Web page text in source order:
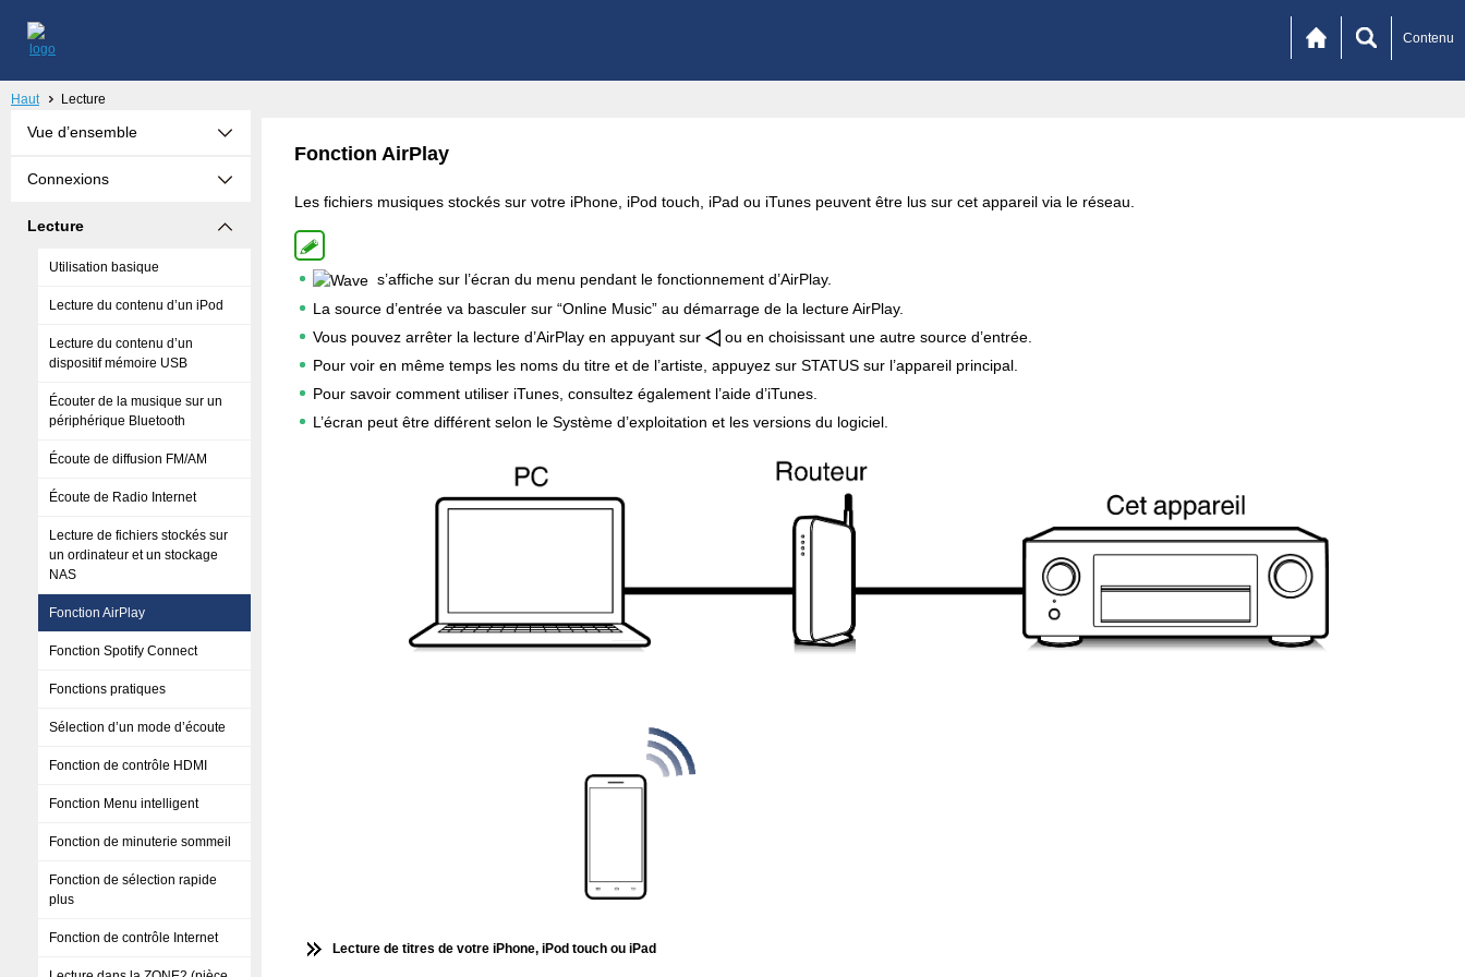
Contenu
Haut Lecture
Vue d’ensemble
Connexions
Lecture
Utilisation basique
Lecture du contenu d’un iPod
Lecture du contenu d’un
dispositif mémoire USB
Écouter de la musique sur un
périphérique Bluetooth
Écoute de diffusion FM/AM
Écoute de Radio Internet
Lecture de fichiers stockés sur
un ordinateur et un stockage
NAS
Fonction AirPlay
Fonction Spotify Connect
Fonctions pratiques
Sélection d’un mode d’écoute
Fonction de contrôle HDMI
Fonction Menu intelligent
Fonction de minuterie sommeil
Fonction de sélection rapide
plus
Fonction de contrôle Internet
Fonction AirPlay
Les fichiers musiques stockés sur votre iPhone, iPod touch, iPad ou iTunes peuvent être lus sur cet appareil via le réseau.
s’affiche sur l’écran du menu pendant le fonctionnement d’AirPlay.
La source d’entrée va basculer sur “Online Music” au démarrage de la lecture AirPlay.
Vous pouvez arrêter la lecture d’AirPlay en appuyant sur
ou en choisissant une autre source d’entrée.
Pour voir en même temps les noms du titre et de l’artiste, appuyez sur STATUS sur l’appareil principal.
Pour savoir comment utiliser iTunes, consultez également l’aide d’iTunes.
L’écran peut être différent selon le Système d’exploitation et les versions du logiciel.
Lecture de titres de votre iPhone, iPod touch ou iPad